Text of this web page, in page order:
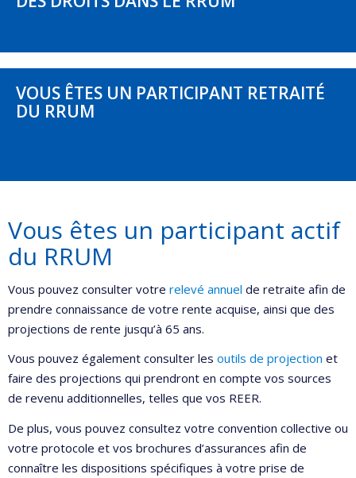
VOUS ÊTES UN PARTICIPANT RETRAITÉ
DU RRUM
Vous êtes un participant actif
du RRUM
Vous pouvez consulter votre relevé annuel de retraite afin de
prendre connaissance de votre rente acquise, ainsi que des
projections de rente jusqu’à 65 ans.
Vous pouvez également consulter les outils de projection et
faire des projections qui prendront en compte vos sources
de revenu additionnelles, telles que vos REER.
De plus, vous pouvez consultez votre convention collective ou
votre protocole et vos brochures d’assurances afin de
connaître les dispositions spécifiques à votre prise de